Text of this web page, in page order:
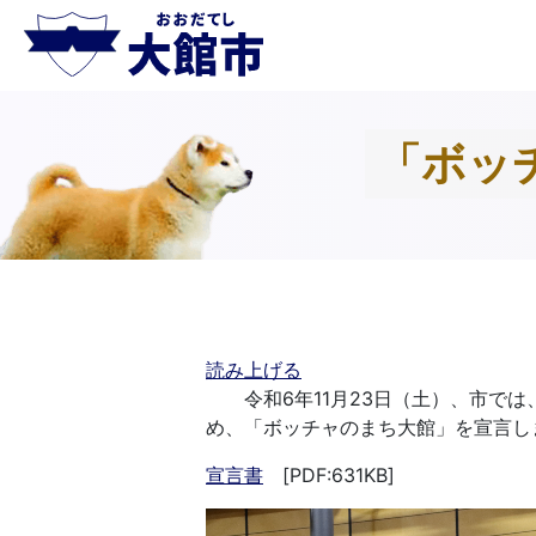
「ボ
読み上げる
令和6年11月23日（土）、市では
め、「ボッチャのまち大館」を宣言
宣言書 [PDF:631KB]